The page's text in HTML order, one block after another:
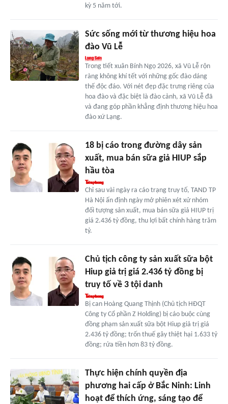
kỳ 5 năm tới.
Sức sống mới từ thương hiệu hoa
đào Vũ Lễ
Trong tiết xuân Bính Ngọ 2026, xã Vũ Lễ rộn
ràng không khí tết với những gốc đào dáng
thế độc đáo. Với nét đẹp đặc trưng riêng của
hoa đào và đặc biệt là đào cảnh, xã Vũ Lễ đã
và đang góp phần khẳng định thương hiệu hoa
đào xứ Lạng.
18 bị cáo trong đường dây sản
xuất, mua bán sữa giả HIUP sắp
hầu tòa
Chỉ sau vài ngày ra cáo trạng truy tố, TAND TP
Hà Nội ấn định ngày mở phiên xét xử nhóm
đối tượng sản xuất, mua bán sữa giả HIUP trị
giá 2.436 tỷ đồng, thu lợi bất chính hàng trăm
tỷ.
Chủ tịch công ty sản xuất sữa bột
Hiup giả trị giá 2.436 tỷ đồng bị
truy tố về 3 tội danh
Bị can Hoàng Quang Thịnh (Chủ tịch HĐQT
Công ty Cổ phần Z Holding) bị cáo buộc cùng
đồng phạm sản xuất sữa bột Hiup giả trị giá
2.436 tỷ đồng; trốn thuế gây thiệt hại 1.633 tỷ
đồng; rửa tiền hơn 83 tỷ đồng.
Thực hiện chính quyền địa
phương hai cấp ở Bắc Ninh: Linh
hoạt để thích ứng, sáng tạo để